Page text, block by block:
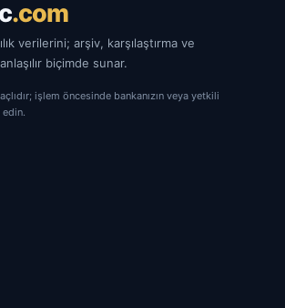
.com
verilerini; arşiv, karşılaştırma ve
biçimde sunar.
işlem öncesinde bankanızın veya yetkili
edin.